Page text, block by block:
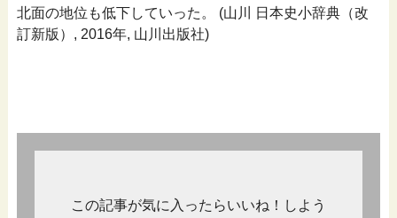
北面の地位も低下していった。 (山川 日本史小辞典（改
訂新版）, 2016年, 山川出版社)
この記事が気に入ったらいいね！しよう